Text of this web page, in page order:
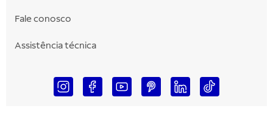
Fale conosco
Assistência técnica